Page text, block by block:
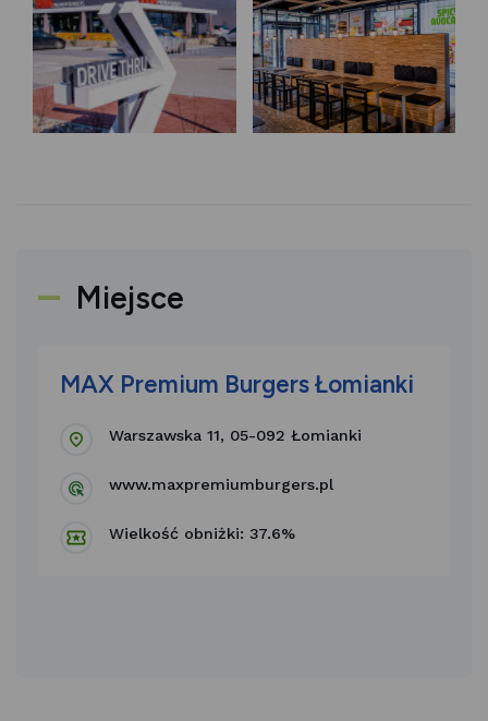
Miejsce
MAX Premium Burgers Łomianki
Warszawska 11, 05-092 Łomianki
www.maxpremiumburgers.pl
Wielkość obniżki: 37.6%